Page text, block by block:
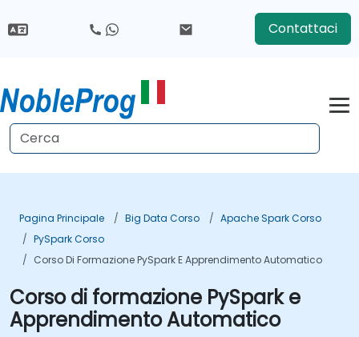
Contattaci
Pagina Principale Big Data Corso
Apache Spark Corso
PySpark Corso
Corso Di Formazione PySpark E Apprendimento Automatico
Corso di formazione PySpark e
Apprendimento Automatico